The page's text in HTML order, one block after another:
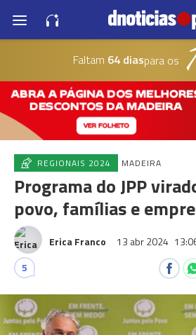
Faltam 64 diaspara os
REGIONAIS 2024 MADEIRA
Programa do JPP
povo, famílias e
Erica Franco 13 abr 2024
5